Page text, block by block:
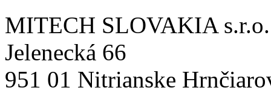
MITECH SLOVAKIA s.r.o.
Jelenecká 66
951 01 Nitrianske